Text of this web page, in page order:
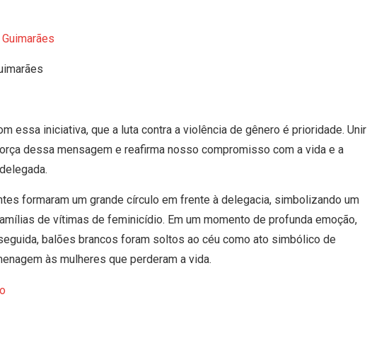
essa iniciativa, que a luta contra a violência de gênero é prioridade. Unir
dessa mensagem e reafirma nosso compromisso com a vida e a
formaram um grande círculo em frente à delegacia, simbolizando um
de vítimas de feminicídio. Em um momento de profunda emoção,
balões brancos foram soltos ao céu como ato simbólico de
às mulheres que perderam a vida.